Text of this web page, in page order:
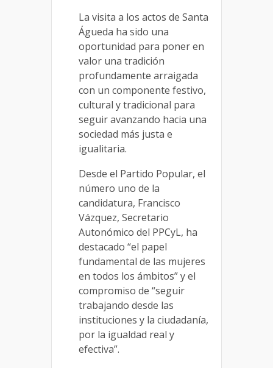
La visita a los actos de Santa
Águeda ha sido una
oportunidad para poner en
valor una tradición
profundamente arraigada
con un componente festivo,
cultural y tradicional para
seguir avanzando hacia una
sociedad más justa e
igualitaria.
Desde el Partido Popular, el
número uno de la
candidatura, Francisco
Vázquez, Secretario
Autonómico del PPCyL, ha
destacado “el papel
fundamental de las mujeres
en todos los ámbitos” y el
compromiso de “seguir
trabajando desde las
instituciones y la ciudadanía,
por la igualdad real y
efectiva”.